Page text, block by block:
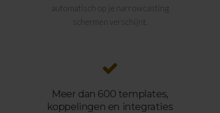
automatisch op je narrowcasting
schermen verschijnt.
Meer dan 600 templates,
koppelingen en integraties